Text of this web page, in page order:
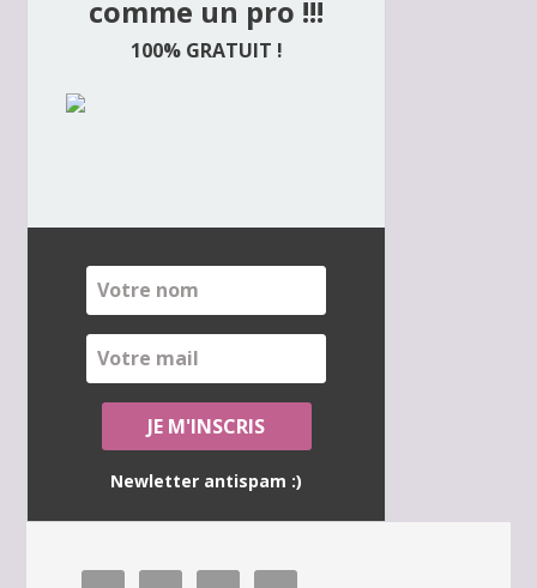
comme un pro !!!
100% GRATUIT !
Newletter antispam :)